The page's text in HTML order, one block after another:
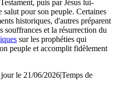
puis par Jésus lui-
salut pour son peuple. Certaines
historiques, d'autres préparent
souffrances et la résurrection du
sur les prophéties qui
peuple et accomplit fidèlement
le 21/06/2026|Temps de